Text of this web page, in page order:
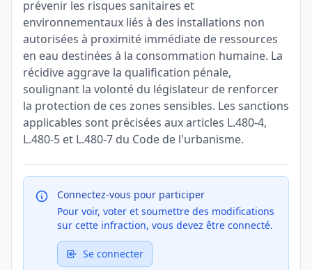
prévenir les risques sanitaires et
environnementaux liés à des installations non
autorisées à proximité immédiate de ressources
en eau destinées à la consommation humaine. La
récidive aggrave la qualification pénale,
soulignant la volonté du législateur de renforcer
la protection de ces zones sensibles. Les sanctions
applicables sont précisées aux articles L.480-4,
L.480-5 et L.480-7 du Code de l'urbanisme.
Connectez-vous pour participer
Pour voir, voter et soumettre des modifications
sur cette infraction, vous devez être connecté.
Se connecter